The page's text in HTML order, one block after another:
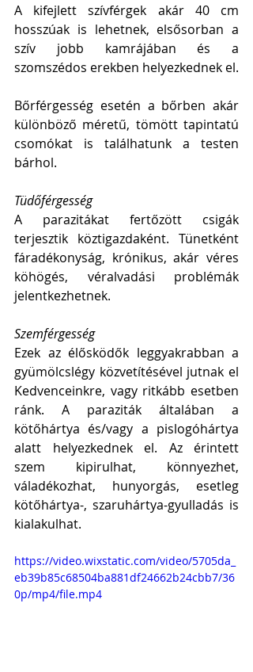
A kifejlett szívférgek akár 40 cm
hosszúak is lehetnek, elsősorban a
szív jobb kamrájában és a
szomszédos erekben helyezkednek el.
Bőrférgesség esetén a bőrben akár
különböző méretű, tömött tapintatú
csomókat is találhatunk a testen
bárhol.
Tüdőférgesség
A parazitákat fertőzött csigák
terjesztik köztigazdaként. Tünetként
fáradékonyság, krónikus, akár véres
köhögés, véralvadási problémák
jelentkezhetnek.
Szemférgesség
Ezek az élősködők leggyakrabban a
gyümölcslégy közvetítésével jutnak el
Kedvenceinkre, vagy ritkább esetben
ránk. A paraziták általában a
kötőhártya és/vagy a pislogóhártya
alatt helyezkednek el. Az érintett
szem kipirulhat, könnyezhet,
váladékozhat, hunyorgás, esetleg
kötőhártya-, szaruhártya-gyulladás is
kialakulhat.
https://video.wixstatic.com/video/5705da_
eb39b85c68504ba881df24662b24cbb7/36
0p/mp4/file.mp4